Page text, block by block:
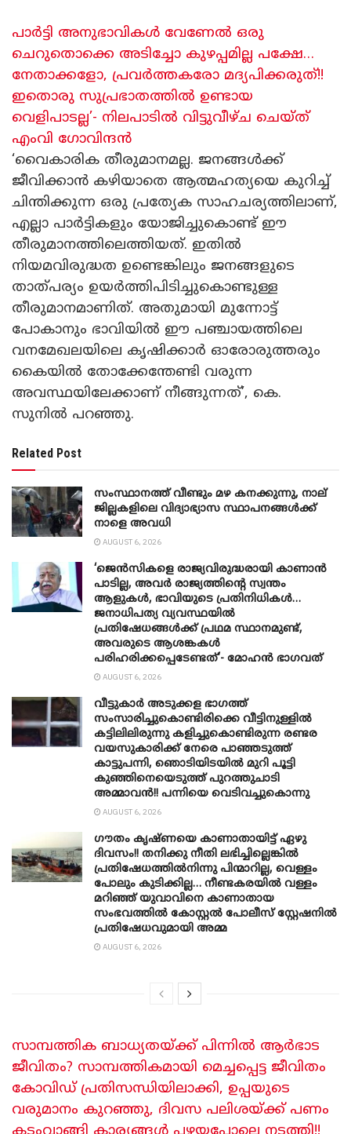
പാർട്ടി അനുഭാവികൾ വേണേൽ ഒരു
ചെറുതൊക്കെ അടിച്ചോ കുഴപ്പമില്ല പക്ഷേ…
നേതാക്കളോ, പ്രവർത്തകരോ മദ്യപിക്കരുത്!!
ഇതൊരു സുപ്രഭാതത്തിൽ ഉണ്ടായ
വെളിപാടല്ല’- നിലപാടിൽ വിട്ടുവീഴ്ച ചെയ്ത്
എംവി ​ഗോവിന്ദൻ
‘വൈകാരിക തീരുമാനമല്ല. ജനങ്ങൾക്ക്
ജീവിക്കാൻ കഴിയാതെ ആത്മഹത്യയെ കുറിച്ച്
ചിന്തിക്കുന്ന ഒരു പ്രത്യേക സാഹചര്യത്തിലാണ്,
എല്ലാ പാർട്ടികളും യോജിച്ചുകൊണ്ട് ഈ
തീരുമാനത്തിലെത്തിയത്. ഇതിൽ
നിയമവിരുദ്ധത ഉണ്ടെങ്കിലും ജനങ്ങളുടെ
താത്പര്യം ഉയർത്തിപിടിച്ചുകൊണ്ടുള്ള
തീരുമാനമാണിത്. അതുമായി മുന്നോട്ട്
പോകാനും ഭാവിയിൽ ഈ പഞ്ചായത്തിലെ
വനമേഖലയിലെ കൃഷിക്കാർ ഓരോരുത്തരും
കൈയിൽ തോക്കേന്തേണ്ടി വരുന്ന
അവസ്ഥയിലേക്കാണ് നീങ്ങുന്നത്’, കെ.
സുനിൽ പറഞ്ഞു.
Related Post
സംസ്ഥാനത്ത് വീണ്ടും മഴ കനക്കുന്നു, നാല്
ജില്ലകളിലെ വിദ്യാഭ്യാസ സ്ഥാപനങ്ങൾക്ക്
നാളെ അവധി
AUGUST 6, 2026
‘ജെൻസികളെ രാജ്യവിരുദ്ധരായി കാണാൻ
പാടില്ല, അവർ രാജ്യത്തിന്റെ സ്വന്തം
ആളുകൾ, ഭാവിയുടെ പ്രതിനിധികൾ…
ജനാധിപത്യ വ്യവസ്ഥയിൽ
പ്രതിഷേധങ്ങൾക്ക് പ്രഥമ സ്ഥാനമുണ്ട്,
അവരുടെ ആശങ്കകൾ
പരിഹരിക്കപ്പെടേണ്ടത്’- മോഹൻ ഭാ​ഗവത്
AUGUST 6, 2026
വീട്ടുകാർ അ‌ടുക്കള ഭാ​ഗത്ത്
സംസാരിച്ചുകൊണ്ടിരിക്കെ വീട്ടിനുള്ളിൽ
കട്ടിലിലിരുന്നു കളിച്ചുകൊണ്ടിരുന്ന രണ്ടര
വയസുകാരിക്ക് നേരെ പാഞ്ഞടുത്ത്
കാട്ടുപന്നി, ‍ഞൊടിയി‌ടയിൽ മുറി പൂട്ടി
കുഞ്ഞിനെയെടുത്ത് പുറത്തുചാടി
അമ്മാവൻ!! പന്നിയെ വെടിവച്ചുകൊന്നു
AUGUST 6, 2026
ഗൗതം കൃഷ്ണയെ കാണാതായിട്ട് ഏഴു
ദിവസം!! തനിക്കു നീതി ലഭിച്ചില്ലെങ്കിൽ
പ്രതിഷേധത്തിൽനിന്നു പിന്മാറില്ല, വെള്ളം
പോലും കുടിക്കില്ല… നീണ്ടകരയിൽ വള്ളം
മറിഞ്ഞ് യുവാവിനെ കാണാതായ
സംഭവത്തിൽ കോസ്റ്റൽ പോലീസ് സ്റ്റേഷനിൽ
പ്രതിഷേധവുമായി അമ്മ
AUGUST 6, 2026
സാമ്പത്തിക ബാധ്യതയ്ക്ക് പിന്നിൽ ആർഭാട
ജീവിതം? സാമ്പത്തികമായി മെച്ചപ്പെട്ട ജീവിതം
കോവിഡ് പ്രതിസന്ധിയിലാക്കി, ഉപ്പയുടെ
വരുമാനം കുറഞ്ഞു, ദിവസ പലിശയ്ക്ക് പണം